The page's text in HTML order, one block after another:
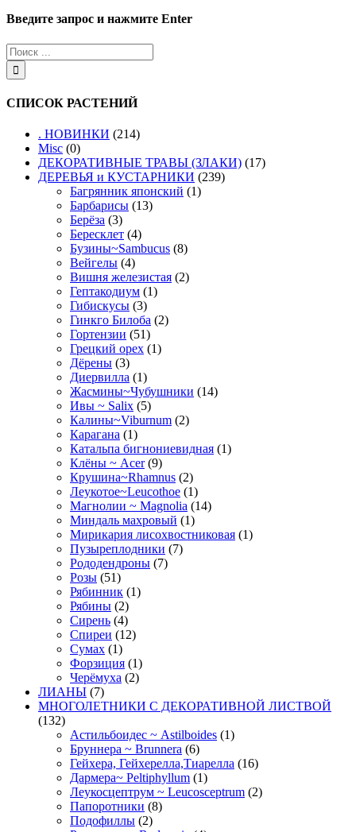
Введите запрос и нажмите Enter
СПИСОК РАСТЕНИЙ
. НОВИНКИ (214)
Misc (0)
ДЕКОРАТИВНЫЕ ТРАВЫ (ЗЛАКИ) (17)
ДЕРЕВЬЯ и КУСТАРНИКИ (239)
Багрянник японский (1)
Барбарисы (13)
Берёза (3)
Бересклет (4)
Бузины~Sambucus (8)
Вейгелы (4)
Вишня железистая (2)
Гептакодиум (1)
Гибискусы (3)
Гинкго Билоба (2)
Гортензии (51)
Грецкий орех (1)
Дёрены (3)
Диервилла (1)
Жасмины~Чубушники (14)
Ивы ~ Salix (5)
Калины~Viburnum (2)
Карагана (1)
Катальпа бигнониевидная (1)
Клёны ~ Acer (9)
Крушина~Rhamnus (2)
Леукотое~Leucothoe (1)
Магнолии ~ Magnolia (14)
Миндаль махровый (1)
Мирикария лисохвостниковая (1)
Пузыреплодники (7)
Рододендроны (7)
Розы (51)
Рябинник (1)
Рябины (2)
Сирень (4)
Спиреи (12)
Сумах (1)
Форзиция (1)
Черёмуха (2)
ЛИАНЫ (7)
МНОГОЛЕТНИКИ С ДЕКОРАТИВНОЙ ЛИСТВОЙ
(132)
Астильбоидес ~ Astilboides (1)
Бруннера ~ Brunnera (6)
Гейхера, Гейхерелла,Тиарелла (16)
Дармера~ Peltiphyllum (1)
Леукосцептрум ~ Leucosceptrum (2)
Папоротники (8)
Подофиллы (2)